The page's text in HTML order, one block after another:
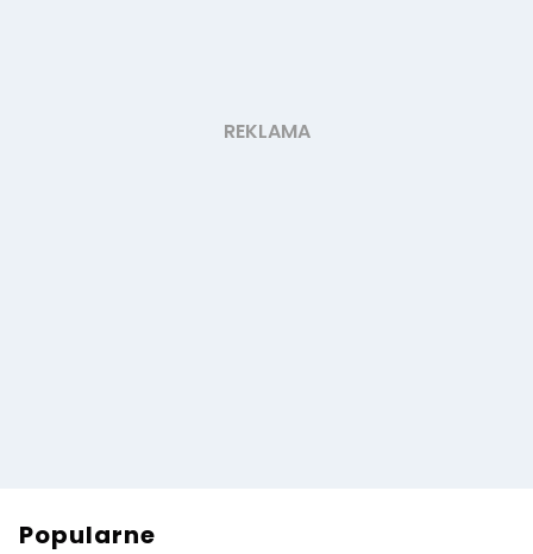
Popularne